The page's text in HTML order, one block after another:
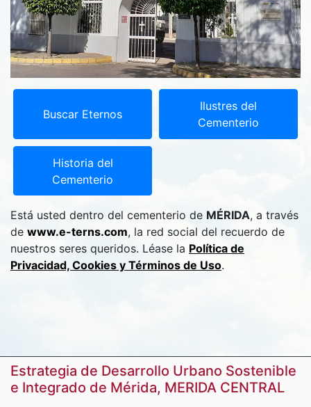
Buscar Eternos
Ilustres del
Cementerio
Historia del
Cementerio
Está usted dentro del cementerio de MÉRIDA, a través
de www.e-terns.com, la red social del recuerdo de
nuestros seres queridos. Léase la Política de
Privacidad, Cookies y Términos de Uso.
Estrategia de Desarrollo Urbano Sostenible
e Integrado de Mérida, MERIDA CENTRAL